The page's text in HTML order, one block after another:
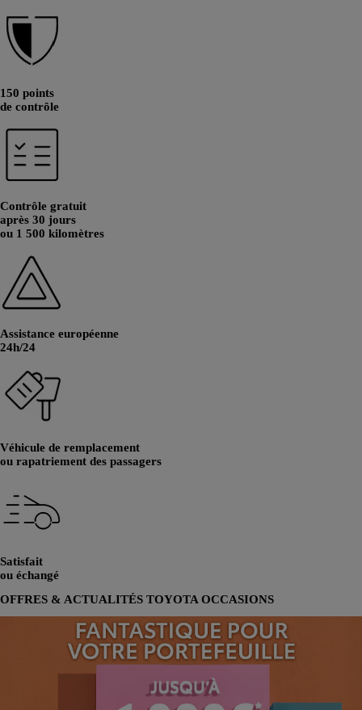
150 points
de contrôle
Contrôle gratuit
après 30 jours
ou 1 500 kilomètres
Assistance européenne
24h/24
Véhicule de remplacement
ou rapatriement des passagers
Satisfait
ou échangé
OFFRES & ACTUALITÉS TOYOTA OCCASIONS